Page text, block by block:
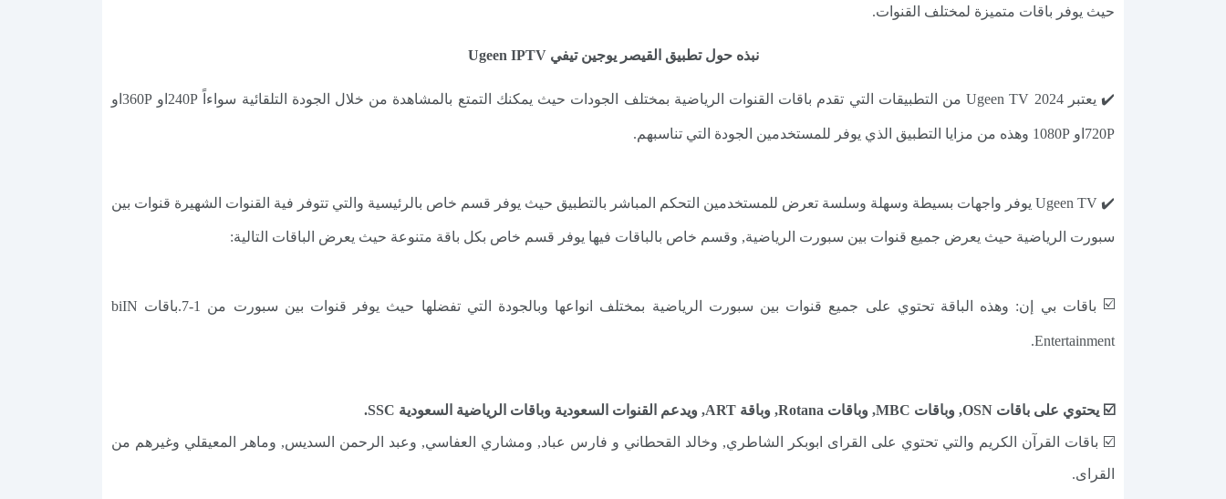
حيث يوفر باقات متميزة لمختلف القنوات.
نبذه حول تطبيق القيصر يوجين تيفي Ugeen IPTV
✔️ يعتبر Ugeen TV 2024 من التطبيقات التي تقدم باقات القنوات الرياضية بمختلف الجودات حيث يمكنك التمتع بالمشاهدة من خلال الجودة التلقائية سواءاً 240Pاو 360Pاو
720Pاو 1080P وهذه من مزايا التطبيق الذي يوفر للمستخدمين الجودة التي تناسبهم.
✔️ Ugeen TV يوفر واجهات بسيطة وسهلة وسلسة تعرض للمستخدمين التحكم المباشر بالتطبيق حيث يوفر قسم خاص بالرئيسية والتي تتوفر فية القنوات الشهيرة قنوات بين
سبورت الرياضية حيث يعرض جميع قنوات بين سبورت الرياضية, وقسم خاص بالباقات فيها يوفر قسم خاص بكل باقة متنوعة حيث يعرض الباقات التالية:
☑️ باقات بي إن: وهذه الباقة تحتوي على جميع قنوات بين سبورت الرياضية بمختلف انواعها وبالجودة التي تفضلها حيث يوفر قنوات بين سبورت من 1-7.باقات biIN
Entertainment.
☑️ يحتوي على باقات OSN, وباقات MBC, وباقات Rotana, وباقة ART, ويدعم القنوات السعودية وباقات الرياضية السعودية SSC.
☑️ باقات القرآن الكريم والتي تحتوي على القراى ابوبكر الشاطري, وخالد القحطاني و فارس عباد, ومشاري العفاسي, وعبد الرحمن السديس, وماهر المعيقلي وغيرهم من
القراى.